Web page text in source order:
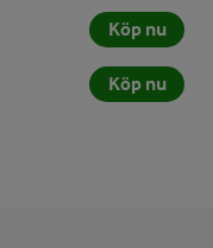
Köp nu
Köp nu